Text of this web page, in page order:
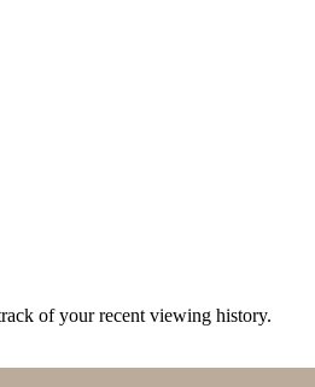
of your recent viewing history.